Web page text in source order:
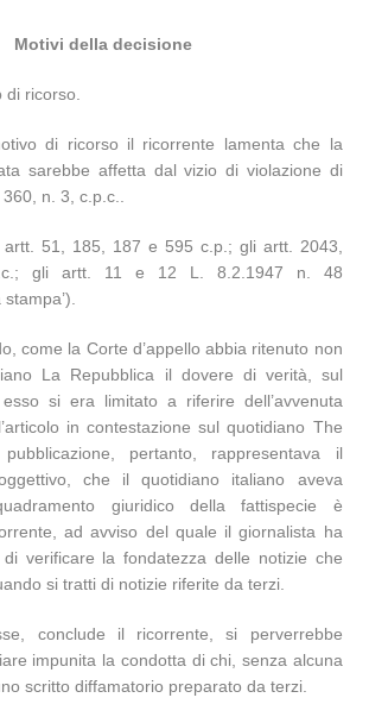
Motivi della decisione
ricorso.
di ricorso il ricorrente lamenta che la
sarebbe affetta dal vizio di violazione di
n. 3, c.p.c..
artt. 51, 185, 187 e 595 c.p.; gli artt. 2043,
gli artt. 11 e 12 L. 8.2.1947 n. 48
come la Corte d’appello abbia ritenuto non
La Repubblica il dovere di verità, sul
si era limitato a riferire dell’avvenuta
in contestazione sul quotidiano The
pertanto, rappresentava il
che il quotidiano italiano aveva
giuridico della fattispecie è
ad avviso del quale il giornalista ha
verificare la fondatezza delle notizie che
si tratti di notizie riferite da terzi.
conclude il ricorrente, si perverrebbe
impunita la condotta di chi, senza alcuna
scritto diffamatorio preparato da terzi.